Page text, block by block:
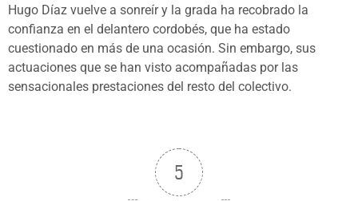
Hugo Díaz vuelve a sonreír y la grada ha recobrado la
confianza en el delantero cordobés, que ha estado
cuestionado en más de una ocasión. Sin embargo, sus
actuaciones que se han visto acompañadas por las
sensacionales prestaciones del resto del colectivo.
5